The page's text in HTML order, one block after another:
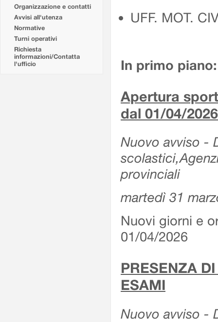
Organizzazione e contatti
Avvisi all'utenza
Normative
Turni operativi
Richiesta
informazioni/Contatta
l'ufficio
UFF. MOT.
In primo piano:
Apertura
dal 01/04/2026
Nuovo avviso -
provinciali
martedì 31
Nuovi giorni e
01/04/2026
PRESENZA
ESAMI
Nuovo avviso -